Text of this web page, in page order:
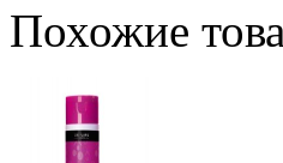
Похожие